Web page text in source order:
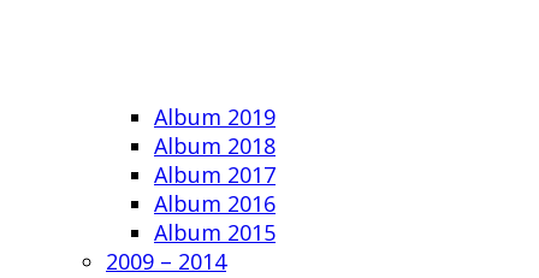
Album 2019
Album 2018
Album 2017
Album 2016
Album 2015
2009 – 2014